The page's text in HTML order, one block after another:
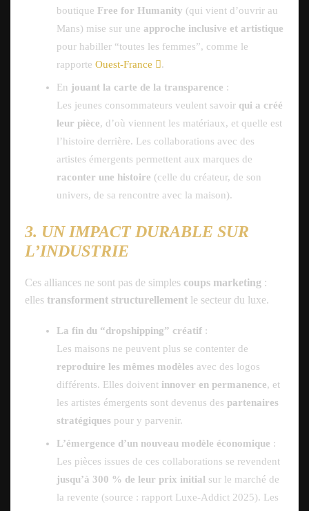
boutique Free for Humanity (qui vient d’ouvrir au
Mans) mise sur une approche inclusive et artistique
pour habiller “toutes les femmes”, comme le
rapporte Ouest-France .
En jouant la carte de la transparence :
Les jeunes consommateurs veulent savoir qui a créé
leur pièce, d’où viennent les matériaux, et quelle est
l’histoire derrière. Les collaborations avec des
artistes émergents permettent aux marques de
raconter une histoire (celle du créateur, de son
univers, de sa rencontre avec la maison).
3. UN IMPACT DURABLE SUR
L’INDUSTRIE
Ces alliances ne sont pas de simples coups marketing:
elles transforment structurellementle secteur du luxe.
La fin du “dropshipping” créatif:
Les maisons ne peuvent plus se contenter de
reproduire les mêmes modèles avec des logos
différents. Elles doivent innover en permanence, et
les artistes émergents sont devenus des partenaires
stratégiques pour y parvenir.
L’émergence d’un nouveau modèle économique :
Les pièces issues de ces collaborations se revendent
jusqu’à 300 % de leur prix initialsur le marché de
la revente (source : rapport Luxe-Addict 2025). Les